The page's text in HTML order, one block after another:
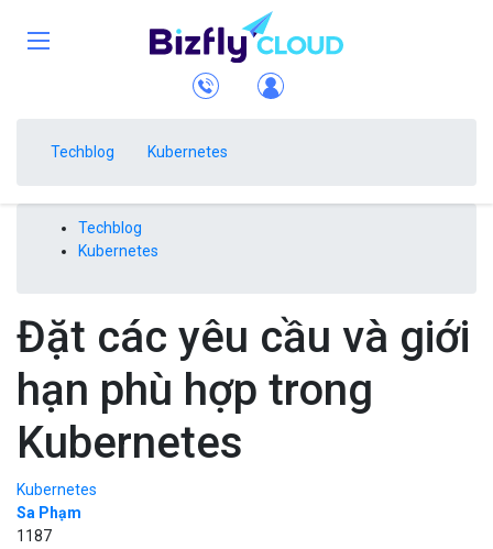
Techblog Kubernetes
Techblog
Kubernetes
Đặt các yêu cầu và giới
hạn phù hợp trong
Kubernetes
Kubernetes
Sa Phạm
1187